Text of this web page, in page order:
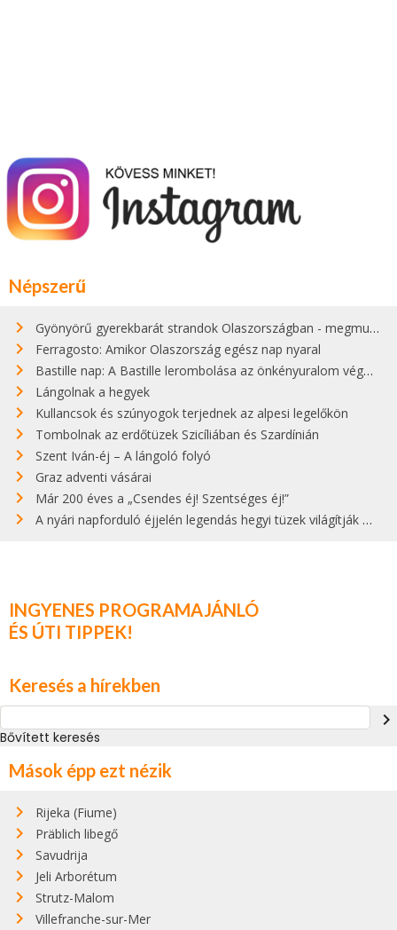
Népszerű
Gyönyörű gyerekbarát strandok Olaszországban - megmutatjuk a 15 legjobbat
Ferragosto: Amikor Olaszország egész nap nyaral
Bastille nap: A Bastille lerombolása az önkényuralom végét jelentette
Lángolnak a hegyek
Kullancsok és szúnyogok terjednek az alpesi legelőkön
Tombolnak az erdőtüzek Szicíliában és Szardínián
Szent Iván-éj – A lángoló folyó
Graz adventi vásárai
Már 200 éves a „Csendes éj! Szentséges éj!”
A nyári napforduló éjjelén legendás hegyi tüzek világítják meg Zugspitzét
INGYENES PROGRAMAJÁNLÓ
ÉS ÚTI TIPPEK!
Keresés a hírekben
navigate_next
Bővített keresés
Mások épp ezt nézik
Rijeka (Fiume)
Präblich libegő
Savudrija
Jeli Arborétum
Strutz-Malom
Villefranche-sur-Mer